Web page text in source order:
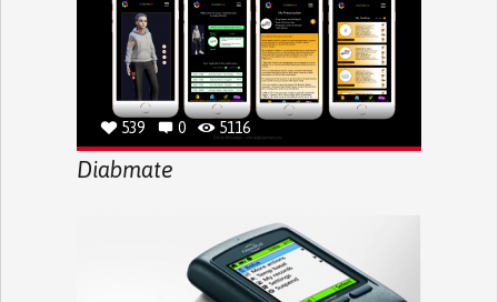
539 0 5116
Diabmate